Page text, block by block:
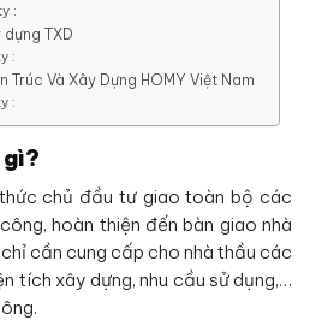
:
TXD
:
Trúc Và Xây Dựng HOMY Việt Nam
:
gì?
chủ đầu tư giao toàn bộ các
hoàn thiện đến bàn giao nhà
cần cung cấp cho nhà thầu các
tích xây dựng, nhu cầu sử dụng,…